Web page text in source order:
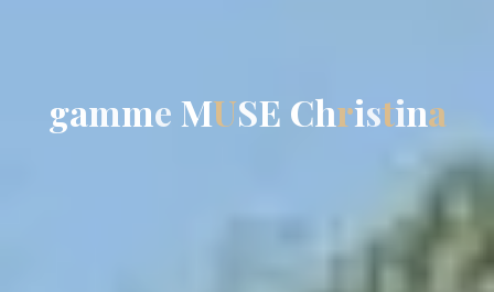
gamme MUSE Christina